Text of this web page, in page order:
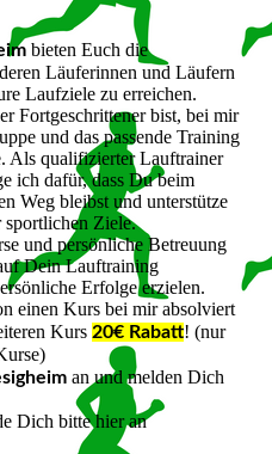
bieten Euch die
Läuferinnen und Läufern
Laufziele zu erreichen.
Fortgeschrittener bist, bei mir
und das passende Training
Als qualifizierter Lauftrainer
ich dafür, dass Du beim
Weg bleibst und unterstütze
Ziele.
und persönliche Betreuung
Dein Lauftraining
Erfolge erzielen.
einen Kurs bei mir absolviert
Kurs 20€ Rabatt! (nur
an und melden Dich
Dich bitte hier an